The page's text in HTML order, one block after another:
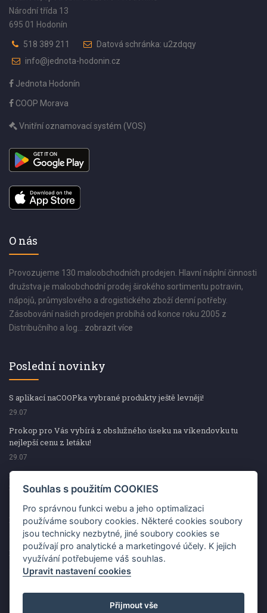
Národní třída 13
695 01 Hodonín
518 389 211
Datová schránka: u2zdqqy
info@jednota-hodonin.cz
Jednota Hodonín
COOP Morava
Vnitřní oznamovací systém (VOS)
O nás
Provozujeme 130 maloobchodních prodejen. Hlavní náplní činnosti
družstva je maloobchodní prodej širokého sortimentu potravin,
nápojů, průmyslového a drogistického zboží denní potřeby.
Zásobování našich prodejen probíhá od konce roku 2005 z
Distribučního a log... zobrazit více
Poslední novinky
S aplikací naCOOPka vybrané produkty ještě levněji!
29.07
Prokop pro Vás vybírá z obslužného úseku na víkendovku tu
nejlepší cenu z letáku!
29.07
Prokop pro Vás vybírá z obslužného úseku na víkendovku tu
nejlepší cenu z letáku!
Kup špekáčky od Váhaly a vyhraj s naCOOPkou sekerku Fiskars
29.07
Prokop pro Vás vybírá na víkendovku ty nejlepší ceny z letáku!
29.07
Souhlas s použitím COOKIES
Pro správnou funkci webu a jeho optimalizaci
používáme soubory cookies. Některé cookies soubory
jsou technicky nezbytné, jiné soubory cookies se
používají pro analytické a marketingové účely. K jejich
využívání potřebujeme váš souhlas.
Upravit nastavení cookies
Přijmout vše